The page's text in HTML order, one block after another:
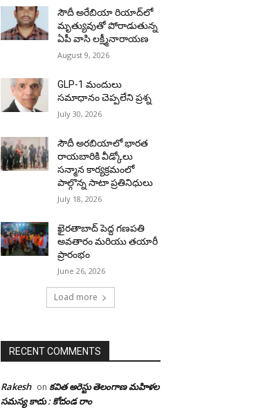
సౌదీ అరేబియా రియాద్‌లో
మృత్యువుతో పోరాడుతున్న
ఏపీ వాసి లక్ష్మీనారాయణ
August 9, 2026
GLP-1 మందులు
సమాధానం చెప్పలేని ప్రశ్న
July 30, 2026
సౌదీ అరబియాలో భారత
రాయబారికి వీడ్కోలు
సన్మాన కార్యక్రమంలో
పాల్గొన్న సాటా ప్రతినిధులు
July 18, 2026
ఖైరతాబాద్ పెద్ద గణపతి
అవతారం మరియు తయారీ
ప్రారంభం
June 26, 2026
Load more
RECENT COMMENTS
Rakesh on కవిత అరెస్టు తెలంగాణ మహిళల
సమస్య కాదు : కోదండ రాం